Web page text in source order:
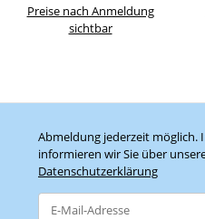
Preise nach Anmeldung
sichtbar
Abmeldung jederzeit möglich.
informieren wir Sie über
Datenschutzerklärung